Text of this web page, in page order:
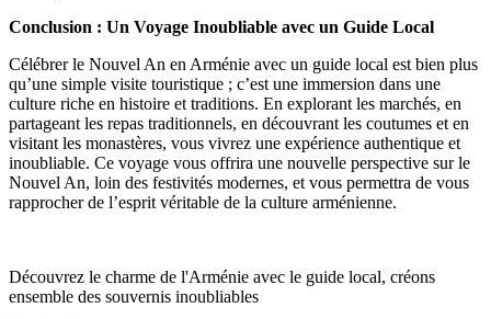
Conclusion : Un Voyage Inoubliable avec un Guide Local
Célébrer le Nouvel An en Arménie avec un guide local est bien plus
qu’une simple visite touristique ; c’est une immersion dans une
culture riche en histoire et traditions. En explorant les marchés, en
partageant les repas traditionnels, en découvrant les coutumes et en
visitant les monastères, vous vivrez une expérience authentique et
inoubliable. Ce voyage vous offrira une nouvelle perspective sur le
Nouvel An, loin des festivités modernes, et vous permettra de vous
rapprocher de l’esprit véritable de la culture arménienne.
Découvrez le charme de l'Arménie avec le guide local, créons
ensemble des souvernis inoubliables